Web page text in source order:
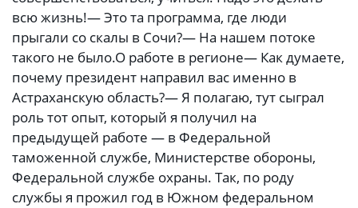
всю жизнь!— Это та программа, где люди
прыгали со скалы в Сочи?— На нашем потоке
такого не было.О работе в регионе— Как думаете,
почему президент направил вас именно в
Астраханскую область?— Я полагаю, тут сыграл
роль тот опыт, который я получил на
предыдущей работе — в Федеральной
таможенной службе, Министерстве обороны,
Федеральной службе охраны. Так, по роду
службы я прожил год в Южном федеральном